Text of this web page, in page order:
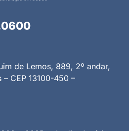
de Lemos, 889, 2º andar,
– CEP 13100-450 –